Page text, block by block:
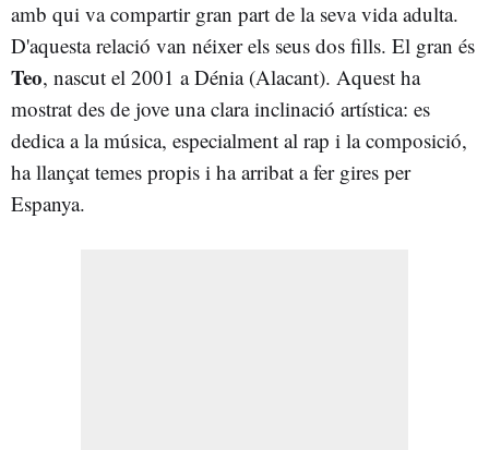
amb qui va compartir gran part de la seva vida adulta.
D'aquesta relació van néixer els seus dos fills. El gran és
Teo, nascut el 2001 a Dénia (Alacant). Aquest ha
mostrat des de jove una clara inclinació artística: es
dedica a la música, especialment al rap i la composició,
ha llançat temes propis i ha arribat a fer gires per
Espanya.